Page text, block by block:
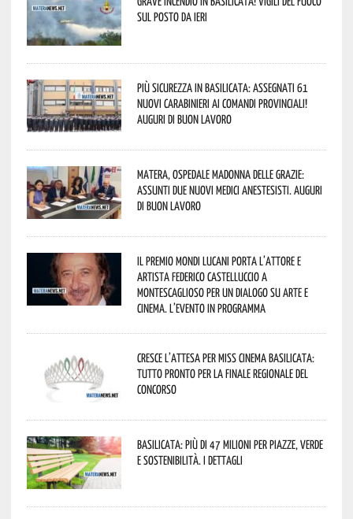
sul posto da ieri
Più sicurezza in Basilicata: assegnati 61
nuovi Carabinieri ai Comandi provinciali!
Auguri di buon lavoro
Matera, Ospedale Madonna delle Grazie:
assunti due nuovi medici anestesisti. Auguri
di buon lavoro
Il Premio Mondi Lucani porta l’attore e
artista Federico Castelluccio a
Montescaglioso per un dialogo su arte e
cinema. L’evento in programma
Cresce l’attesa per Miss Cinema Basilicata:
tutto pronto per la finale regionale del
concorso
Basilicata: più di 47 milioni per piazze, verde
e sostenibilità. I dettagli